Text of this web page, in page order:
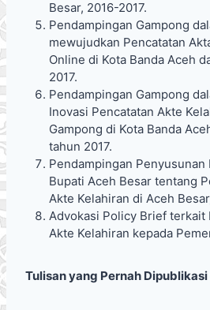
Besar, 2016-2017.
Pendampingan Gampong
mewujudkan Pencatatan
Online di Kota Banda Aceh
2017.
Pendampingan Gampong
Inovasi Pencatatan Akte
Gampong di Kota Banda
tahun 2017.
Pendampingan Penyusunan
Bupati Aceh Besar tentang
Akte Kelahiran di Aceh
Advokasi Policy Brief terkait
Akte Kelahiran kepada
Tulisan yang Pernah Dipublikasi